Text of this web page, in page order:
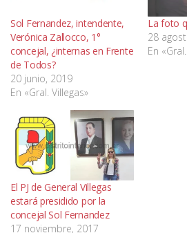
Sol Fernandez, intendente,
Verónica Zallocco, 1°
concejal, ¿internas en Frente
de Todos?
20 junio, 2019
En «Gral. Villegas»
La foto
28
En
El PJ de General Villegas
estará presidido por la
concejal Sol Fernandez
17 noviembre, 2017